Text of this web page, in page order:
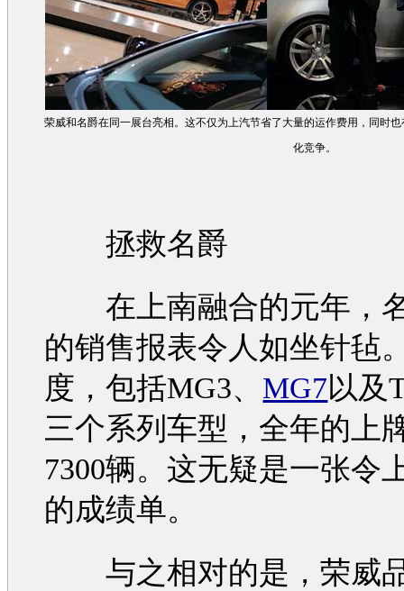
荣威和名爵在同一展台亮相。这不仅为上汽节省了大量的运作费用，同时
化竞争。
拯救名爵
在上南融合的元年，
的销售报表令人如坐针毡
度，包括MG3、 MG7以及
三个系列车型 ，全年的上
7300辆。这无疑是一张令
的成绩单。
与之相对的是，荣威